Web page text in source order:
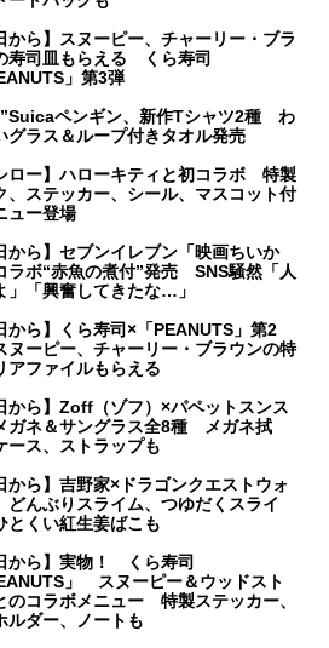
から】スヌーピー、チャーリー・ブラ
寿司皿もらえる くら寿司
」第3弾
”Suicaペンギン、新作Tシャツ2種 わ
グラス＆ループ付きタオル発売
ロー】ハローキティと初コラボ 特製
、ステッカー、シール、マスコット付
ュー登場
から】セブンイレブン「映画ちいか
ラボ“赤魚の煮付”発売 SNS騒然「人
」「興奮してきたな…」
から】くら寿司×「PEANUTS」第2
ーピー、チャーリー・ブラウンの特
アファイルもらえる
から】Zoff（ゾフ）×パペットスンス
ネ＆サングラス全8種 メガネ拭
ース、ストラップも
から】吉野家×ドラゴンクエストウォ
んぶりスライム、つゆだくスライ
とくい紅生姜ばこも
から】実物！ くら寿司
」 スヌーピー＆ウッドスト
のコラボメニュー 特製ステッカー、
ルダー、ノートも